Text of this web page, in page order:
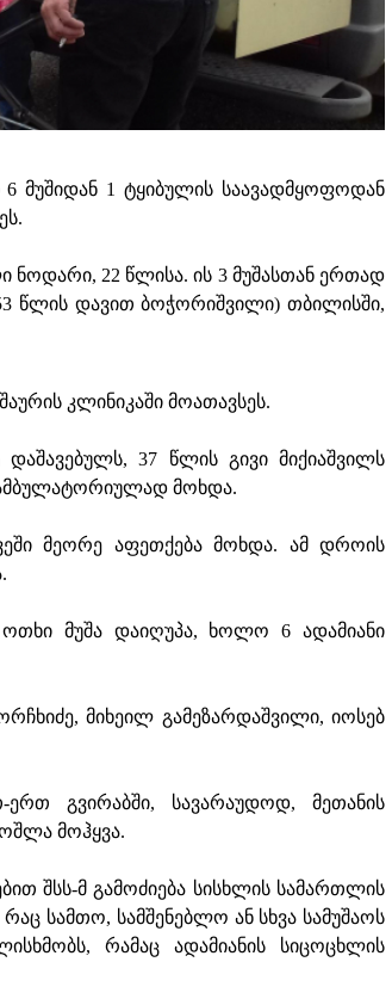
მუშიდან 1 ტყიბულის საავადმყოფოდან
ნოდარი, 22 წლისა. ის 3 მუშასთან ერთად
წლის დავით ბოჭორიშვილი) თბილისში,
კლინიკაში მოათავსეს.
37 წლის გივი მიქიაშვილს
ამბულატორიულად მოხდა.
მეორე აფეთქება მოხდა. ამ დროის
მუშა დაიღუპა, ხოლო 6 ადამიანი
მიხეილ გამეზარდაშვილი, იოსებ
გვირაბში, სავარაუდოდ, მეთანის
მოჰყვა.
შსს-მ გამოძიება სისხლის სამართლის
სამთო, სამშენებლო ან სხვა სამუშაოს
რამაც ადამიანის სიცოცხლის